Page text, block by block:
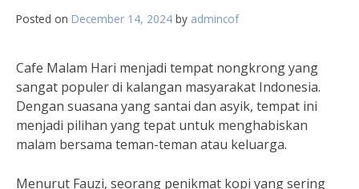
Posted on December 14, 2024 by admincof
Cafe Malam Hari menjadi tempat nongkrong yang
sangat populer di kalangan masyarakat Indonesia.
Dengan suasana yang santai dan asyik, tempat ini
menjadi pilihan yang tepat untuk menghabiskan
malam bersama teman-teman atau keluarga.
Menurut Fauzi, seorang penikmat kopi yang sering